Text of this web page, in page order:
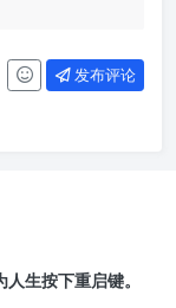
发布评论
生按下重启键。